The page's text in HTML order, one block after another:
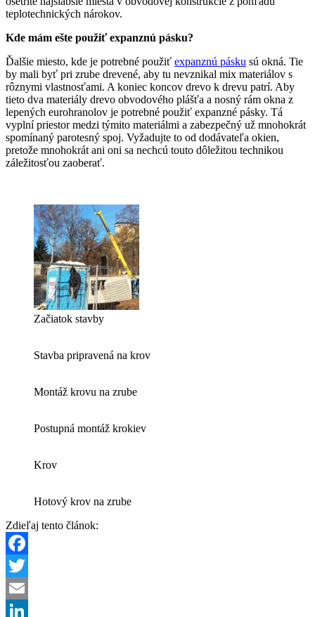
teplotechnických nárokov.
Kde mám ešte použiť expanznú pásku?
Ďalšie miesto, kde je potrebné použiť expanznú pásku sú okná. Tie
by mali byť pri zrube drevené, aby tu nevznikal mix materiálov s
rôznymi vlastnosťami. A koniec koncov drevo k drevu patrí. Aby
tieto dva materiály drevo obvodového plášťa a nosný rám okna z
lepených eurohranolov je potrebné použiť expanzné pásky. Tá
vyplní priestor medzi týmito materiálmi a zabezpečný už mnohokrát
spomínaný parotesný spoj. Vyžadujte to od dodávateľa okien,
pretože mnohokrát ani oni sa nechcú touto dôležitou technikou
záležitosťou zaoberať.
Začiatok stavby
Stavba pripravená na krov
Montáž krovu na zrube
Postupná montáž krokiev
Krov
Hotový krov na zrube
Zdieľaj tento článok:
Facebook
Twitter
Email